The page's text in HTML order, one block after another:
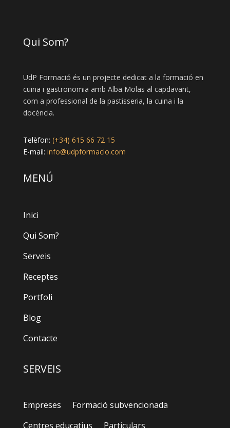
Qui Som?
UdP Formació és un projecte dedicat a la formació en
cuina i gastronomia amb Alba Molas al capdavant,
com a professional de la pastisseria, la cuina i la
docència.
Telèfon: (+34) 615 66 72 15
E-mail: info@udpformacio.com
MENÚ
Inici
Qui Som?
Serveis
Receptes
Portfoli
Blog
Contacte
SERVEIS
Empreses
Formació subvencionada
Centres educatius
Particulars